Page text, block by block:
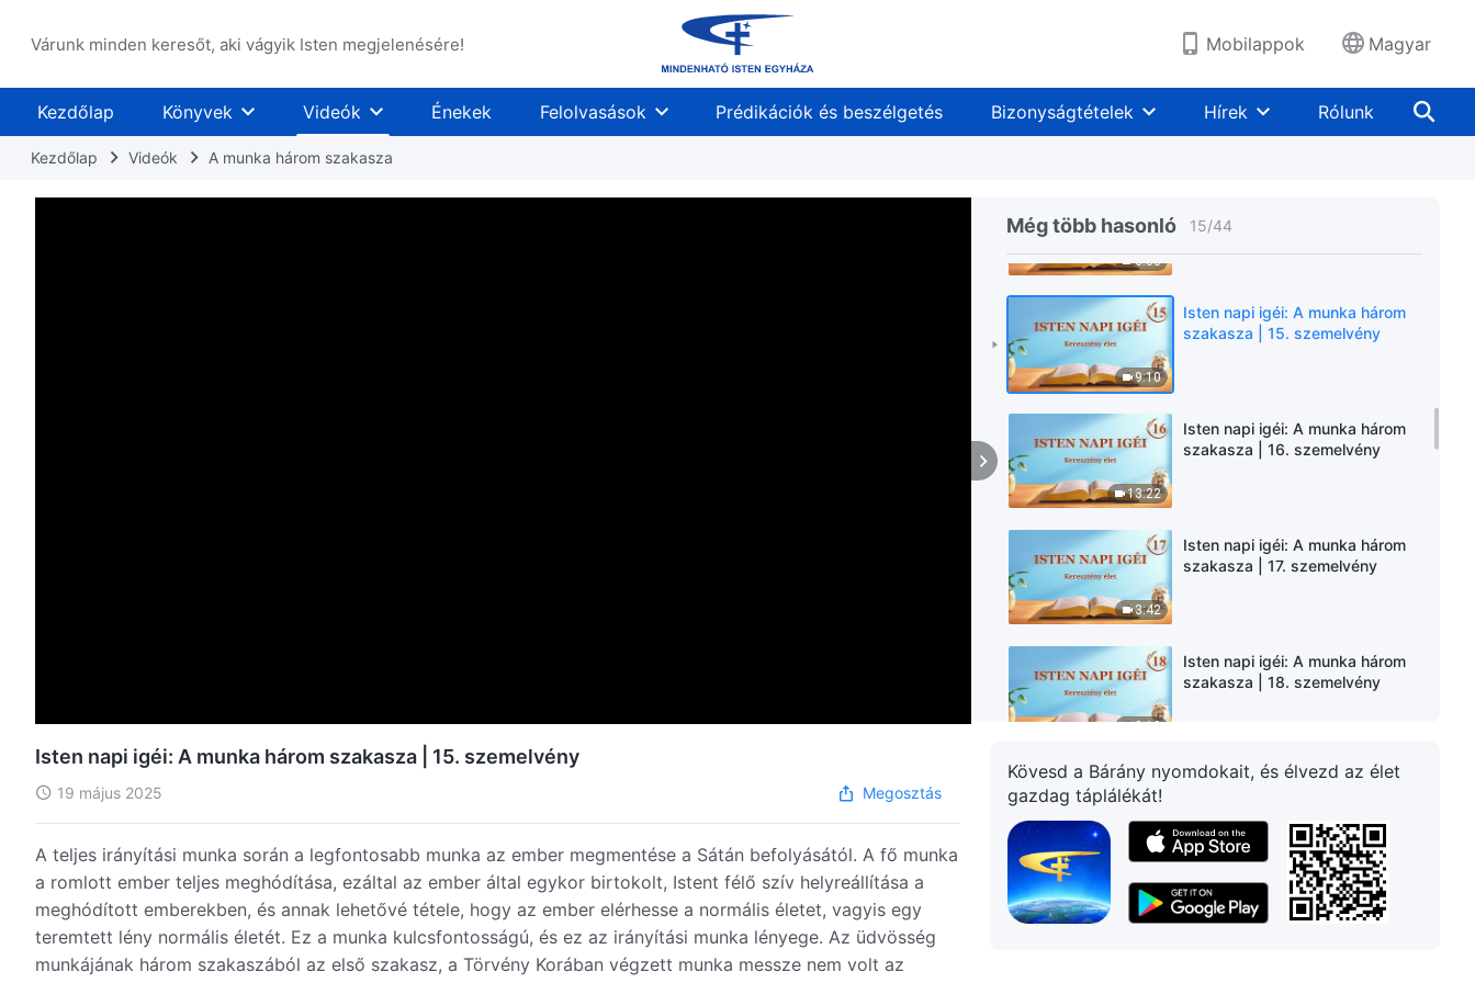
Várunk minden keresőt, aki vágyik Isten megjelenésére! Mobilappok Magyar
Kezdőlap Könyvek Videók Énekek Felolvasások Prédikációk és beszélgetés Bizonyságtételek Hírek Rólunk
Kezdőlap Videók A munka három szakasza
Még több hasonló 15/44
6:06
szakasza | 14. szemelvény
9:10
Isten napi igéi: A munka három
szakasza | 15. szemelvény
13:22
Isten napi igéi: A munka három
szakasza | 16. szemelvény
3:42
Isten napi igéi: A munka három
szakasza | 17. szemelvény
9:18
Isten napi igéi: A munka három
szakasza | 18. szemelvény
4:23
Isten napi igéi: A munka három
Isten napi igéi: A munka három
szakasza | 20. szemelvény
Isten napi igéi: A munka három szakasza | 15. szemelvény
19 május 2025 Megosztás
A teljes irányítási munka során a legfontosabb munka az ember megmentése a Sátán befolyásától. A fő munka
a romlott ember teljes meghódítása, ezáltal az ember által egykor birtokolt, Istent félő szív helyreállítása a
meghódított emberekben, és annak lehetővé tétele, hogy az ember elérhesse a normális életet, vagyis egy
teremtett lény normális életét. Ez a munka kulcsfontosságú, és ez az irányítási munka lényege. Az üdvösség
munkájának három szakaszából az első szakasz, a Törvény Korában végzett munka messze nem volt az
Kövesd a Bárány nyomdokait, és élvezd az élet
gazdag táplálékát!